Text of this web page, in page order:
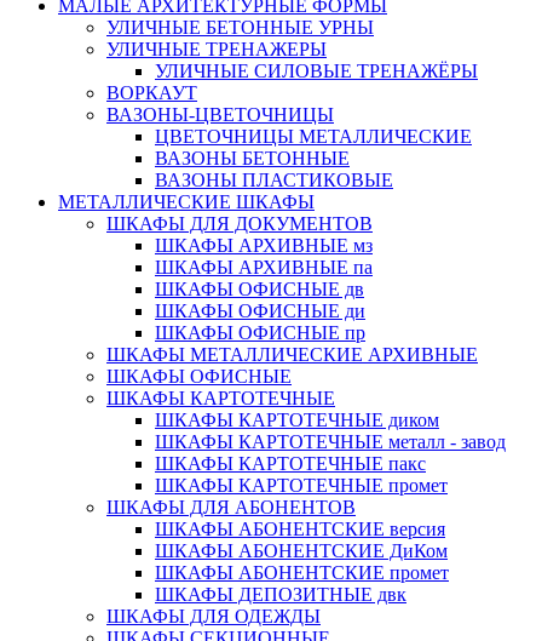
МАЛЫЕ АРХИТЕКТУРНЫЕ ФОРМЫ
УЛИЧНЫЕ БЕТОННЫЕ УРНЫ
УЛИЧНЫЕ ТРЕНАЖЕРЫ
УЛИЧНЫЕ СИЛОВЫЕ ТРЕНАЖЁРЫ
ВОРКАУТ
ВАЗОНЫ-ЦВЕТОЧНИЦЫ
ЦВЕТОЧНИЦЫ МЕТАЛЛИЧЕСКИЕ
ВАЗОНЫ БЕТОННЫЕ
ВАЗОНЫ ПЛАСТИКОВЫЕ
МЕТАЛЛИЧЕСКИЕ ШКАФЫ
ШКАФЫ ДЛЯ ДОКУМЕНТОВ
ШКАФЫ АРХИВНЫЕ мз
ШКАФЫ АРХИВНЫЕ па
ШКАФЫ ОФИСНЫЕ дв
ШКАФЫ ОФИСНЫЕ ди
ШКАФЫ ОФИСНЫЕ пр
ШКАФЫ МЕТАЛЛИЧЕСКИЕ АРХИВНЫЕ
ШКАФЫ ОФИСНЫЕ
ШКАФЫ КАРТОТЕЧНЫЕ
ШКАФЫ КАРТОТЕЧНЫЕ диком
ШКАФЫ КАРТОТЕЧНЫЕ металл - завод
ШКАФЫ КАРТОТЕЧНЫЕ пакс
ШКАФЫ КАРТОТЕЧНЫЕ промет
ШКАФЫ ДЛЯ АБОНЕНТОВ
ШКАФЫ АБОНЕНТСКИЕ версия
ШКАФЫ АБОНЕНТСКИЕ ДиКом
ШКАФЫ АБОНЕНТСКИЕ промет
ШКАФЫ ДЕПОЗИТНЫЕ двк
ШКАФЫ ДЛЯ ОДЕЖДЫ